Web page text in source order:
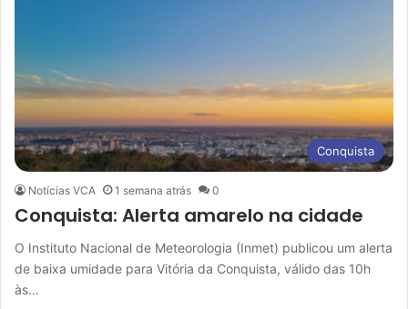
Conquista
Notícias VCA 1 semana atrás 0
Conquista: Alerta amarelo na cidade
O Instituto Nacional de Meteorologia (Inmet) publicou um alerta
de baixa umidade para Vitória da Conquista, válido das 10h
às…